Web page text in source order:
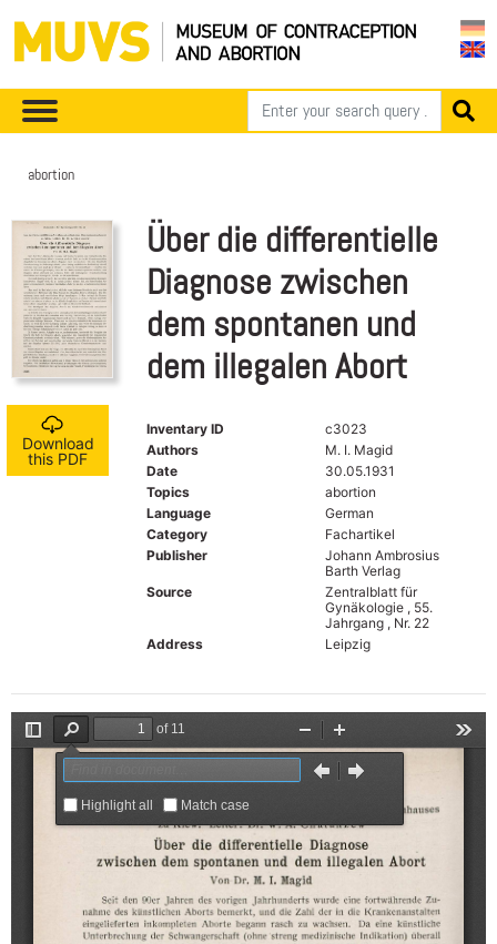
abortion
Download
this PDF
Über die differentielle
Diagnose zwischen
dem spontanen und
dem illegalen Abort
Inventary ID
c3023
Authors
M. I. Magid
Date
30.05.1931
Topics
abortion
Language
German
Category
Fachartikel
Publisher
Johann Ambrosius
Barth Verlag
Source
Zentralblatt für
Gynäkologie , 55.
Jahrgang , Nr. 22
Address
Leipzig